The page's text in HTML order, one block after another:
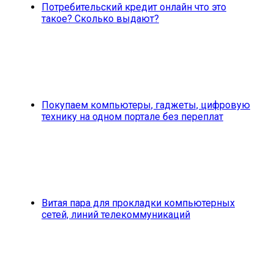
Потребительский кредит онлайн что это
такое? Сколько выдают?
Покупаем компьютеры, гаджеты, цифровую
технику на одном портале без переплат
Витая пара для прокладки компьютерных
сетей, линий телекоммуникаций